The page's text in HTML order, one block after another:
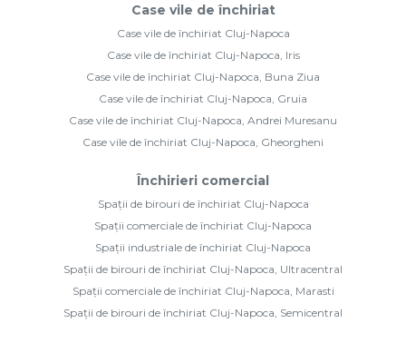
Case vile de închiriat
Case vile de închiriat Cluj-Napoca
Case vile de închiriat Cluj-Napoca, Iris
Case vile de închiriat Cluj-Napoca, Buna Ziua
Case vile de închiriat Cluj-Napoca, Gruia
Case vile de închiriat Cluj-Napoca, Andrei Muresanu
Case vile de închiriat Cluj-Napoca, Gheorgheni
Închirieri comercial
Spații de birouri de închiriat Cluj-Napoca
Spații comerciale de închiriat Cluj-Napoca
Spații industriale de închiriat Cluj-Napoca
Spații de birouri de închiriat Cluj-Napoca, Ultracentral
Spații comerciale de închiriat Cluj-Napoca, Marasti
Spații de birouri de închiriat Cluj-Napoca, Semicentral